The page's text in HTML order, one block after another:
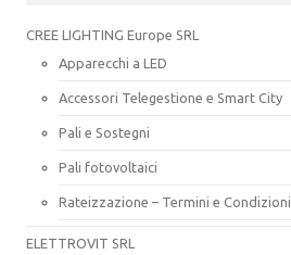
CREE LIGHTING Europe SRL
Apparecchi a LED
Accessori Telegestione e Smart City
Pali e Sostegni
Pali fotovoltaici
Rateizzazione – Termini e Condizioni
ELETTROVIT SRL